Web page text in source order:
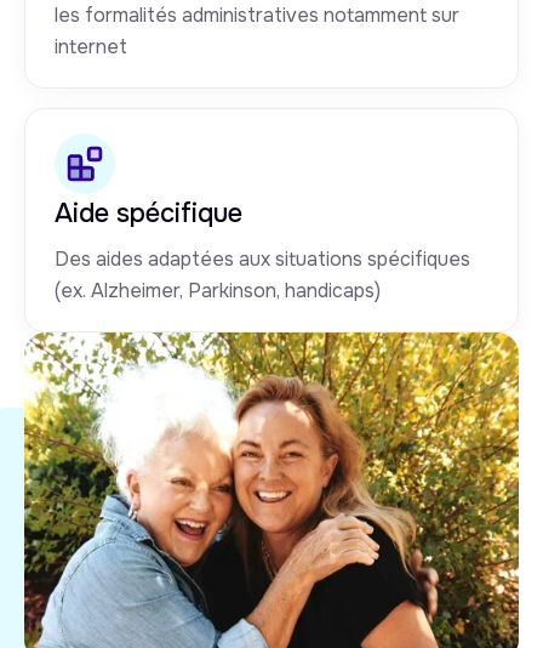
les formalités administratives notamment sur
internet
Aide spécifique
Des aides adaptées aux situations spécifiques
(ex. Alzheimer, Parkinson, handicaps)